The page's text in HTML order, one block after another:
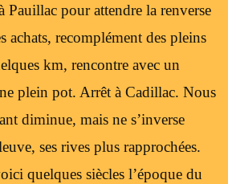
pour attendre la renverse
achats, recomplément des pleins
km, rencontre avec un
plein pot. Arrêt à Cadillac. Nous
diminue, mais ne s’inverse
ses rives plus rapprochées.
quelques siècles l’époque du